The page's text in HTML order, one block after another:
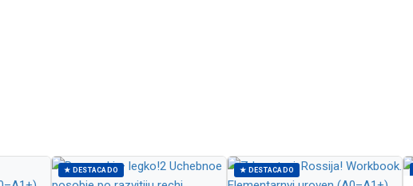
★ DESTACADO ★ DESTACADO